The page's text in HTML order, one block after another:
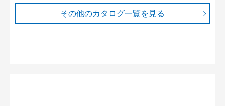
その他のカタログ一覧を見る